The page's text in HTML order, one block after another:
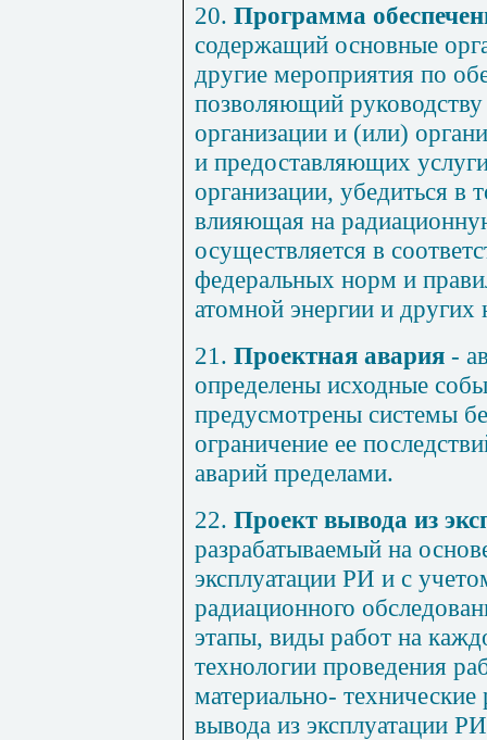
20. Программа
содержащий основные
другие мероприятия по
позволяющий
организации и (или)
и предоставляющих
организации, убедиться в
влияющая на
осуществляется в
федеральных норм и
атомной энергии и
21. Проектная авария -
определены исходные
предусмотрены системы
ограничение ее
аварий пределами.
22. Проект вывода из
разрабатываемый на
эксплуатации РИ и с
радиационного
этапы, виды работ на
технологии проведения
материально-
вывода из эксплуатации